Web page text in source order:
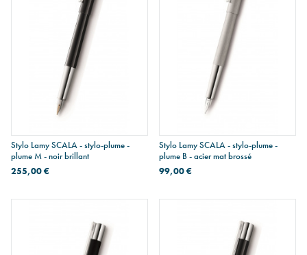
Stylo Lamy SCALA - stylo-plume -
plume M - noir brillant
255,00 €
Stylo Lamy SCALA - stylo-plume -
plume B - acier mat brossé
99,00 €